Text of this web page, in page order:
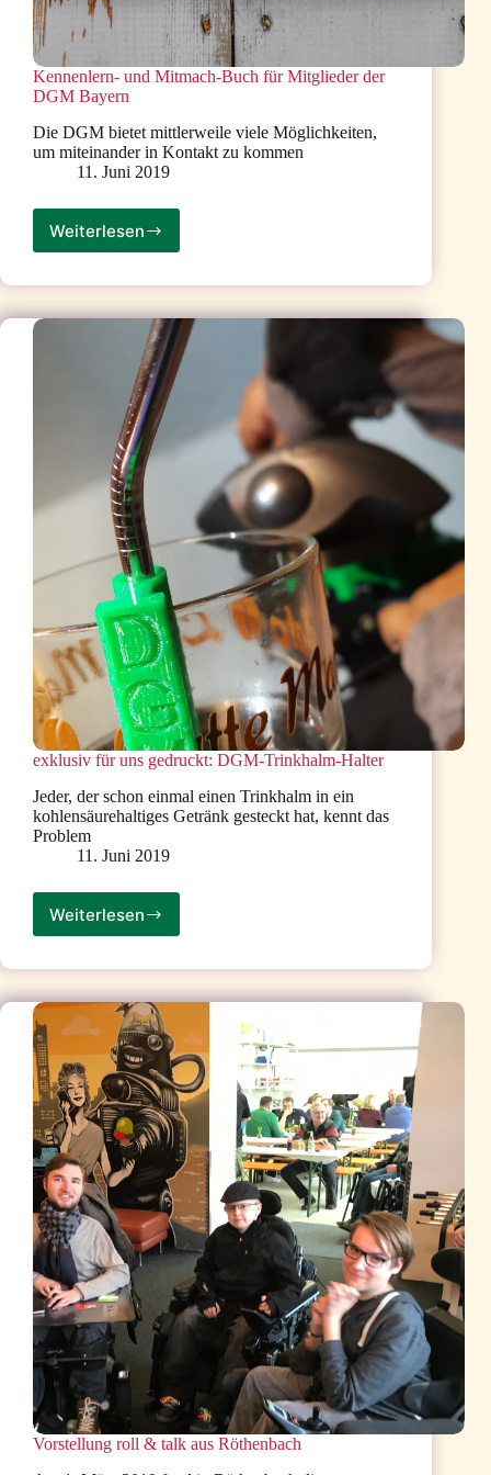
Kennenlern- und Mitmach-Buch für Mitglieder der
DGM Bayern
Die DGM bietet mittlerweile viele Möglichkeiten,
um miteinander in Kontakt zu kommen
11. Juni 2019
WeiterlesenKennenlern-
Mitmach-
für
Mitglieder
DGM
Bayern
exklusiv für uns gedruckt: DGM-Trinkhalm-Halter
Jeder, der schon einmal einen Trinkhalm in ein
kohlensäurehaltiges Getränk gesteckt hat, kennt das
Problem
11. Juni 2019
Weiterlesen
exklusiv
uns
DGM-
Trinkhalm-
Halter
Vorstellung roll & talk aus Röthenbach